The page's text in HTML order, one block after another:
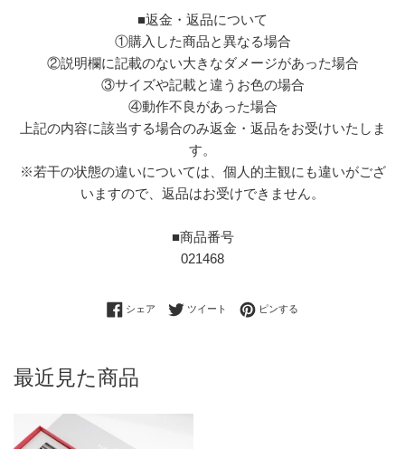
■返金・返品について
①購入した商品と異なる場合
②説明欄に記載のない大きなダメージがあった場合
③サイズや記載と違うお色の場合
④動作不良があった場合
上記の内容に該当する場合のみ返金・返品をお受けいたしま
す。
※若干の状態の違いについては、個人的主観にも違いがござ
いますので、返品はお受けできません。
■商品番号
021468
シェア Facebookでシェアする
ツイート Twitterに投稿する
ピンする
最近見た商品